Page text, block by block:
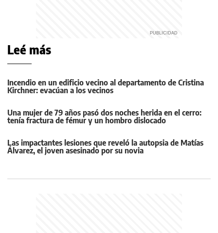
Leé más
Incendio en un edificio vecino al departamento de Cristina
Kirchner: evacúan a los vecinos
Una mujer de 79 años pasó dos noches herida en el cerro:
tenía fractura de fémur y un hombro dislocado
Las impactantes lesiones que reveló la autopsia de Matías
Álvarez, el joven asesinado por su novia